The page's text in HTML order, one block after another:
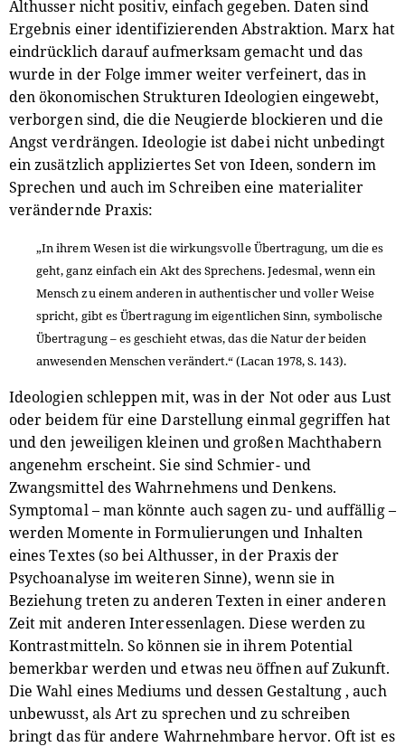
Althusser nicht positiv, einfach gegeben. Daten sind
Ergebnis einer identifizierenden Abstraktion. Marx hat
eindrücklich darauf aufmerksam gemacht und das
wurde in der Folge immer weiter verfeinert, das in
den ökonomischen Strukturen Ideologien eingewebt,
verborgen sind, die die Neugierde blockieren und die
Angst verdrängen. Ideologie ist dabei nicht unbedingt
ein zusätzlich appliziertes Set von Ideen, sondern im
Sprechen und auch im Schreiben eine materialiter
verändernde Praxis:
„In ihrem Wesen ist die wirkungsvolle Übertragung, um die es
geht, ganz einfach ein Akt des Sprechens. Jedesmal, wenn ein
Mensch zu einem anderen in authentischer und voller Weise
spricht, gibt es Übertragung im eigentlichen Sinn, symbolische
Übertragung – es geschieht etwas, das die Natur der beiden
anwesenden Menschen verändert.“ (Lacan 1978, S. 143).
Ideologien schleppen mit, was in der Not oder aus Lust
oder beidem für eine Darstellung einmal gegriffen hat
und den jeweiligen kleinen und großen Machthabern
angenehm erscheint. Sie sind Schmier- und
Zwangsmittel des Wahrnehmens und Denkens.
Symptomal – man könnte auch sagen zu- und auffällig –
werden Momente in Formulierungen und Inhalten
eines Textes (so bei Althusser, in der Praxis der
Psychoanalyse im weiteren Sinne), wenn sie in
Beziehung treten zu anderen Texten in einer anderen
Zeit mit anderen Interessenlagen. Diese werden zu
Kontrastmitteln. So können sie in ihrem Potential
bemerkbar werden und etwas neu öffnen auf Zukunft.
Die Wahl eines Mediums und dessen Gestaltung , auch
unbewusst, als Art zu sprechen und zu schreiben
bringt das für andere Wahrnehmbare hervor. Oft ist es